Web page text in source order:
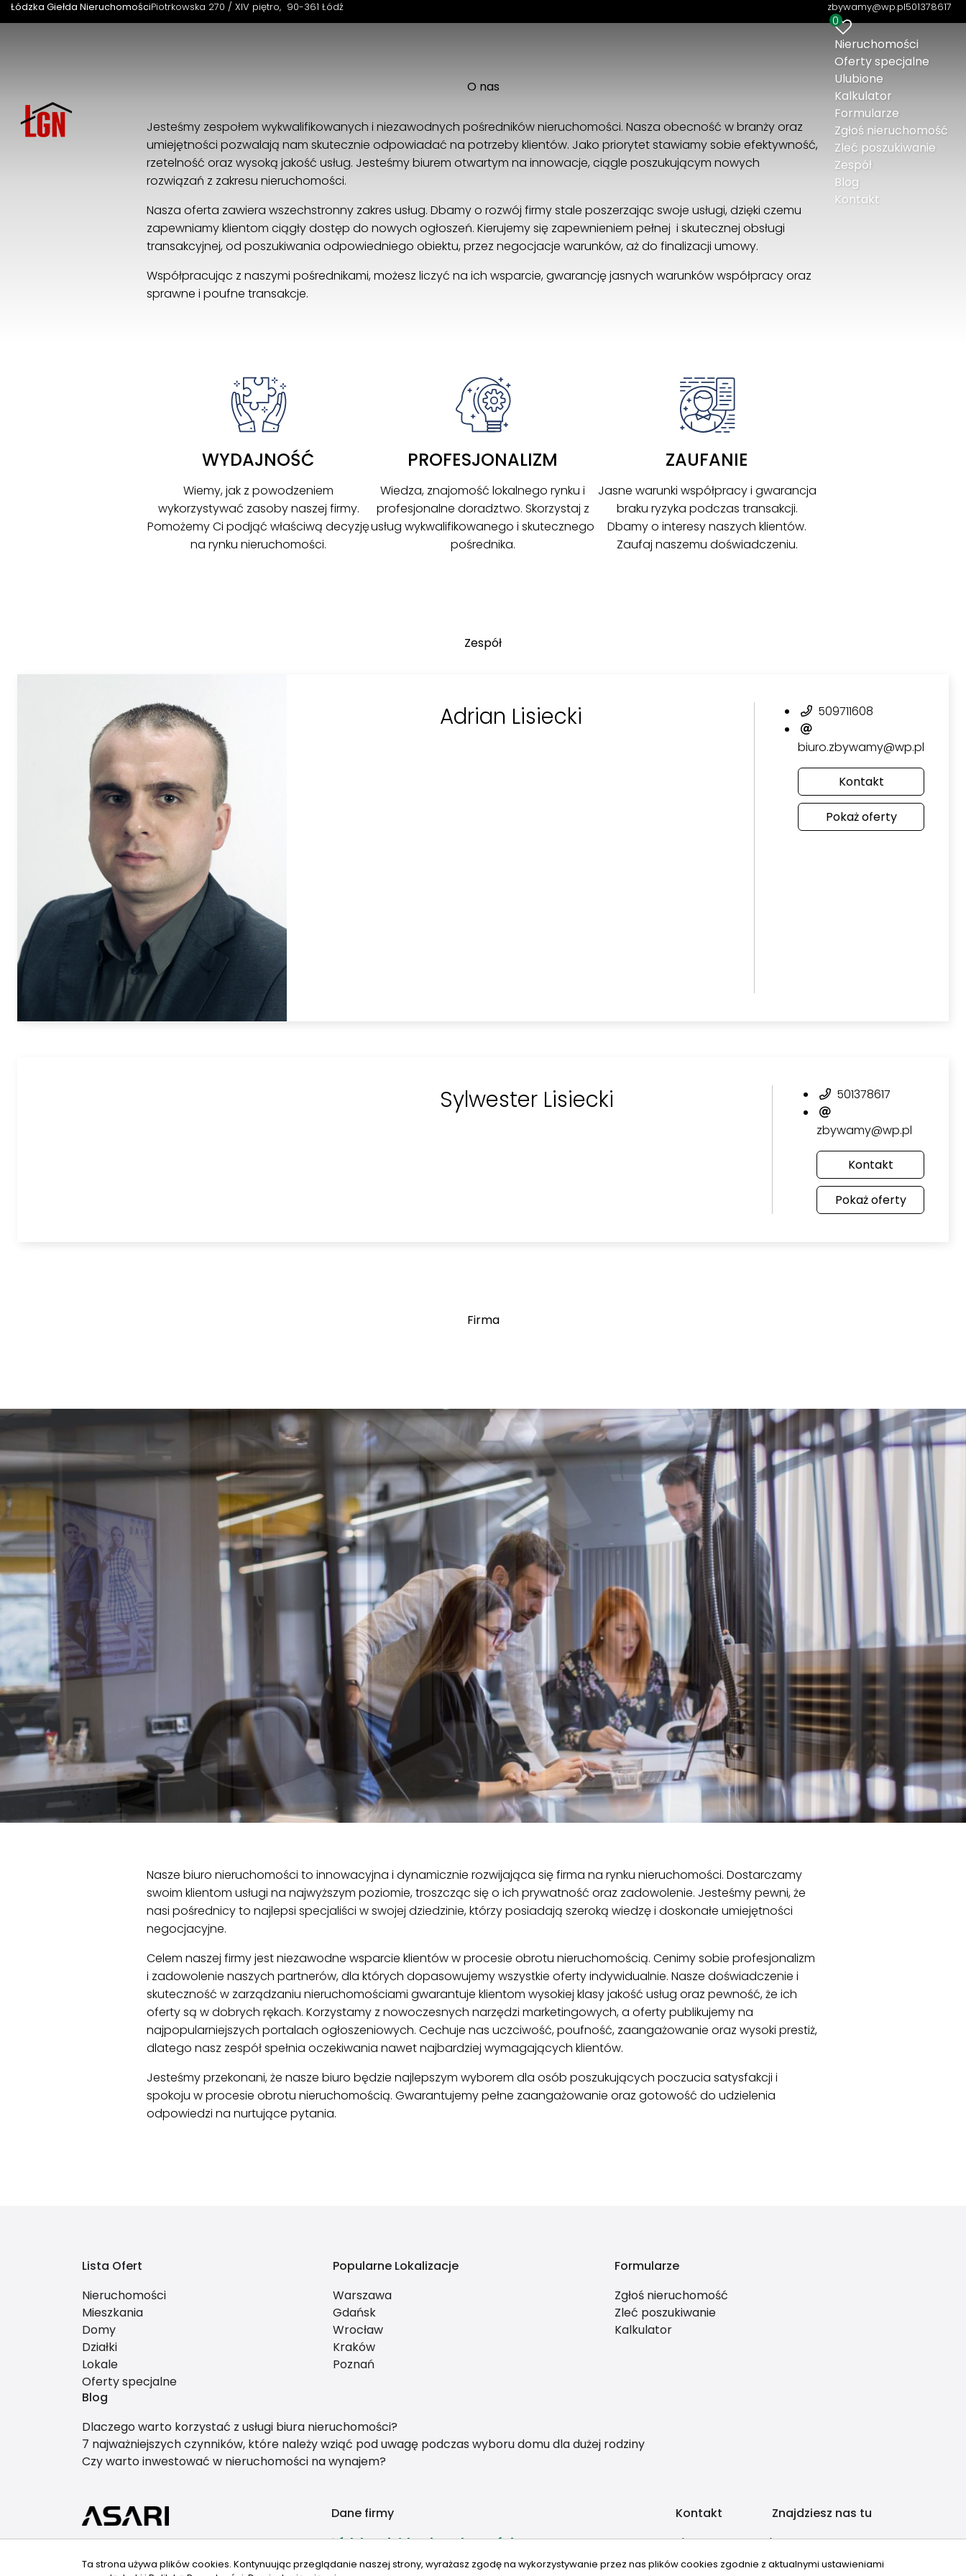
Łódzka Giełda NieruchomościPiotrkowska 270 / XIV piętro 90-361 Łódź zbywamy@wp.pl501378617
0
Nieruchomości
Oferty specjalne
Ulubione
Kalkulator
Formularze
Zgłoś nieruchomość
Zleć poszukiwanie
Zespół
Blog
Kontakt
Łódzka Giełda Nieruchomości
90-361 Łódź
501378617
zbywamy@wp.pl
O nas
Jesteśmy zespołem wykwalifikowanych i niezawodnych pośredników nieruchomości. Nasza obecność w branży oraz
umiejętności pozwalają nam skutecznie odpowiadać na potrzeby klientów. Jako priorytet stawiamy sobie efektywność,
rzetelność oraz wysoką jakość usług. Jesteśmy biurem otwartym na innowacje, ciągle poszukującym nowych
rozwiązań z zakresu nieruchomości.
Nasza oferta zawiera wszechstronny zakres usług. Dbamy o rozwój firmy stale poszerzając swoje usługi, dzięki czemu
zapewniamy klientom ciągły dostęp do nowych ogłoszeń. Kierujemy się zapewnieniem pełnej i skutecznej obsługi
transakcyjnej, od poszukiwania odpowiedniego obiektu, przez negocjacje warunków, aż do finalizacji umowy.
Współpracując z naszymi pośrednikami, możesz liczyć na ich wsparcie, gwarancję jasnych warunków współpracy oraz
sprawne i poufne transakcje.
WYDAJNOŚĆ
Wiemy, jak z powodzeniem
wykorzystywać zasoby naszej firmy.
Pomożemy Ci podjąć właściwą decyzję
na rynku nieruchomości.
PROFESJONALIZM
Wiedza, znajomość lokalnego rynku i
profesjonalne doradztwo. Skorzystaj z
usług wykwalifikowanego i skutecznego
pośrednika.
ZAUFANIE
Jasne warunki współpracy i gwarancja
braku ryzyka podczas transakcji.
Dbamy o interesy naszych klientów.
Zaufaj naszemu doświadczeniu.
Zespół
Adrian Lisiecki 509711608
biuro.zbywamy@wp.pl
Kontakt
Pokaż oferty
Sylwester Lisiecki 501378617
zbywamy@wp.pl
Kontakt
Pokaż oferty
Firma
Nasze biuro nieruchomości to innowacyjna i dynamicznie rozwijająca się firma na rynku nieruchomości. Dostarczamy
swoim klientom usługi na najwyższym poziomie, troszcząc się o ich prywatność oraz zadowolenie. Jesteśmy pewni, że
nasi pośrednicy to najlepsi specjaliści w swojej dziedzinie, którzy posiadają szeroką wiedzę i doskonałe umiejętności
negocjacyjne.
Celem naszej firmy jest niezawodne wsparcie klientów w procesie obrotu nieruchomością. Cenimy sobie profesjonalizm
i zadowolenie naszych partnerów, dla których dopasowujemy wszystkie oferty indywidualnie. Nasze doświadczenie i
skuteczność w zarządzaniu nieruchomościami gwarantuje klientom wysokiej klasy jakość usług oraz pewność, że ich
oferty są w dobrych rękach. Korzystamy z nowoczesnych narzędzi marketingowych, a oferty publikujemy na
najpopularniejszych portalach ogłoszeniowych. Cechuje nas uczciwość, poufność, zaangażowanie oraz wysoki prestiż,
dlatego nasz zespół spełnia oczekiwania nawet najbardziej wymagających klientów.
Jesteśmy przekonani, że nasze biuro będzie najlepszym wyborem dla osób poszukujących poczucia satysfakcji i
spokoju w procesie obrotu nieruchomością. Gwarantujemy pełne zaangażowanie oraz gotowość do udzielenia
odpowiedzi na nurtujące pytania.
Lista Ofert
Nieruchomości
Mieszkania
Domy
Działki
Lokale
Oferty specjalne
Popularne Lokalizacje
Warszawa
Gdańsk
Wrocław
Kraków
Poznań
Formularze
Zgłoś nieruchomość
Zleć poszukiwanie
Kalkulator
Blog
Dlaczego warto korzystać z usługi biura nieruchomości?
7 najważniejszych czynników, które należy wziąć pod uwagę podczas wyboru domu dla dużej rodziny
Czy warto inwestować w nieruchomości na wynajem?
Dane firmy
Łódzka Giełda Nieruchomości
Piotrkowska 270 / XIV piętro
Kontakt
zbywamy@wp.pl
501378617
Znajdziesz nas tu
Ta strona używa plików cookies. Kontynuując przeglądanie naszej strony, wyrażasz zgodę na wykorzystywanie przez nas plików cookies zgodnie z aktualnymi ustawieniami